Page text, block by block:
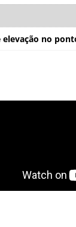
no